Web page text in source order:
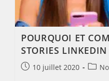
POURQUOI ET
STORIES LINKEDIN
Post10 juillet 2020
Post